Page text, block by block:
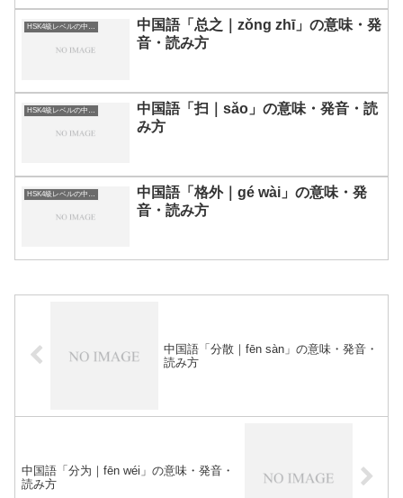
HSK4級レベルの中国語
中国語「总之｜zǒng zhī」の意味・発
音・読み方
中国語「扫｜sǎo」の意味・発音・読
み方
中国語「格外｜gé wài」の意味・発
音・読み方
中国語「分散｜fēn sàn」の意味・発音・
読み方
中国語「分为｜fēn wéi」の意味・発音・
読み方